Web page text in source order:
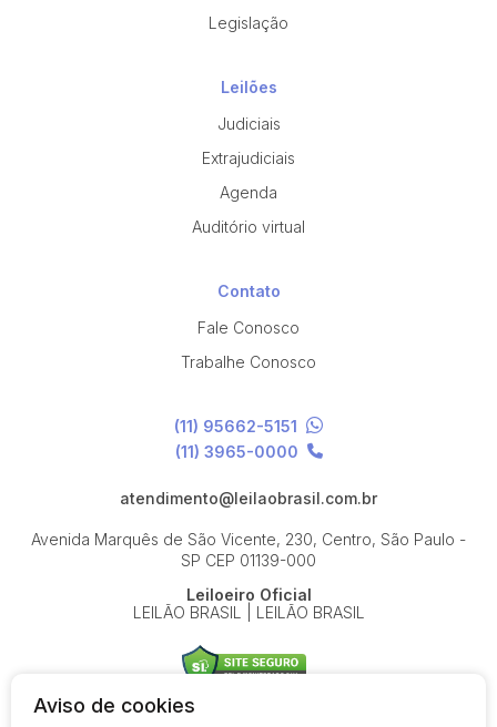
Legislação
Leilões
Judiciais
Extrajudiciais
Agenda
Auditório virtual
Contato
Fale Conosco
Trabalhe Conosco
(11) 95662-5151
(11) 3965-0000
atendimento@leilaobrasil.com.br
Avenida Marquês de São Vicente, 230, Centro, São Paulo -
SP CEP 01139-000
Leiloeiro Oficial
LEILÃO BRASIL | LEILÃO BRASIL
Aviso de cookies